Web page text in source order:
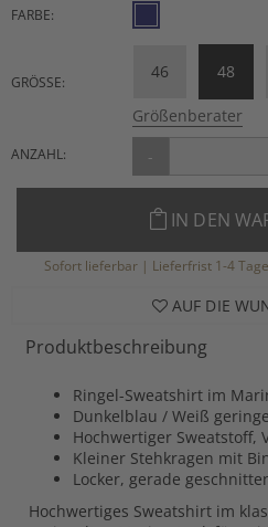
FARBE:
GRÖSSE:
46 48
Größenberater
ANZAHL: -
IN DEN
Sofort lieferbar | Lieferfrist 1-4
AUF DIE
Produktbeschreibung
Ringel-Sweatshirt im
Dunkelblau / Weiß
Hochwertiger Sweatstoff,
Kleiner Stehkragen mit
Locker, gerade
Hochwertiges Sweatshirt im